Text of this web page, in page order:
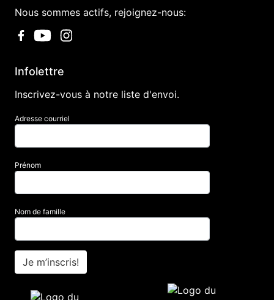
Nous sommes actifs, rejoignez-nous:
Infolettre
Inscrivez-vous à notre liste d'envoi.
Adresse courriel
Prénom
Nom de famille
Je m’inscris!